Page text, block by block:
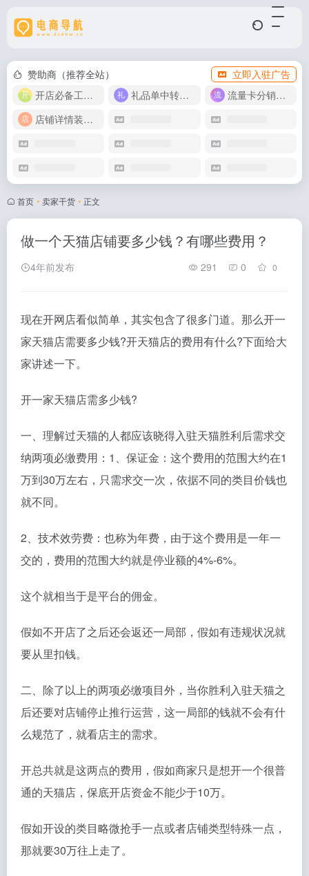
赞助商（推荐全站）
立即入驻广告
开店必备工具箱
礼品单中转同步单
流量卡分销代理
店铺详情装修模版
首页 • 卖家干货 • 正文
做一个天猫店铺要多少钱？有哪些费用？
4年前发布 291 0 0
现在开网店看似简单，其实包含了很多门道。那么开一
家天猫店需要多少钱?开天猫店的费用有什么?下面给大
家讲述一下。
开一家天猫店需多少钱?
一、理解过天猫的人都应该晓得入驻天猫胜利后需求交
纳两项必缴费用：1、保证金：这个费用的范围大约在1
万到30万左右，只需求交一次，依据不同的类目价钱也
就不同。
2、技术效劳费：也称为年费，由于这个费用是一年一
交的，费用的范围大约就是停业额的4%-6%。
这个就相当于是平台的佣金。
假如不开店了之后还会返还一局部，假如有违规状况就
要从里扣钱。
二、除了以上的两项必缴项目外，当你胜利入驻天猫之
后还要对店铺停止推行运营，这一局部的钱就不会有什
么规范了，就看店主的需求。
开总共就是这两点的费用，假如商家只是想开一个很普
通的天猫店，保底开店资金不能少于10万。
假如开设的类目略微抢手一点或者店铺类型特殊一点，
那就要30万往上走了。